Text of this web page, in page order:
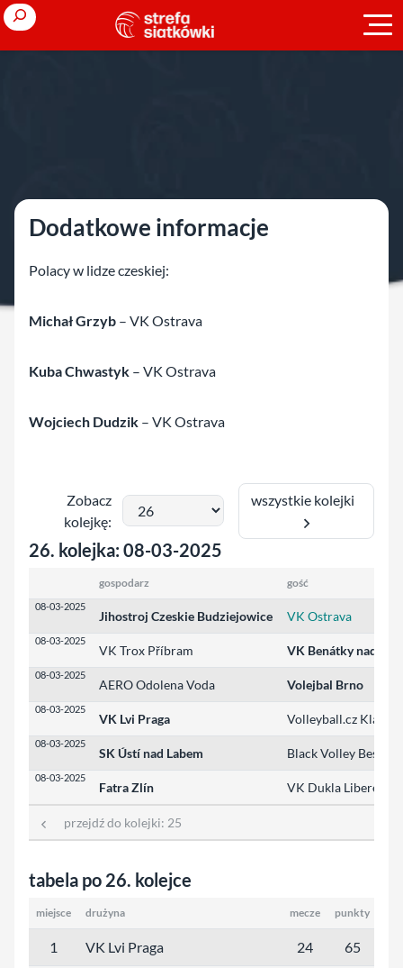
Przejdź
do
treści
Search
Dodatkowe informacje
Polacy w lidze czeskiej:
Michał Grzyb – VK Ostrava
Kuba Chwastyk – VK Ostrava
Wojciech Dudzik – VK Ostrava
Zobacz
kolejkę:
wszystkie kolejki
26. kolejka: 08-03-2025
gospodarz gość
08-03-2025
Jihostroj Czeskie Budziejowice VK Ostrava
08-03-2025
VK Trox Příbram VK Benátky nad
08-03-2025
AERO Odolena Voda Volejbal Brno
08-03-2025
VK Lvi Praga Volleyball.cz Kladno
08-03-2025
SK Ústí nad Labem Black Volley Beskydy
08-03-2025
Fatra Zlín VK Dukla Liberec
przejdź do kolejki: 25
tabela po 26. kolejce
miejsce drużyna mecze punkty
1 VK Lvi Praga 24 65